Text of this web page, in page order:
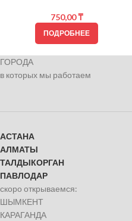
750,00₸
ПОДРОБНЕЕ
ГОРОДА
в которых мы работаем
АСТАНА
АЛМАТЫ
ТАЛДЫКОРГАН
ПАВЛОДАР
скоро открываемся:
ШЫМКЕНТ
КАРАГАНДА